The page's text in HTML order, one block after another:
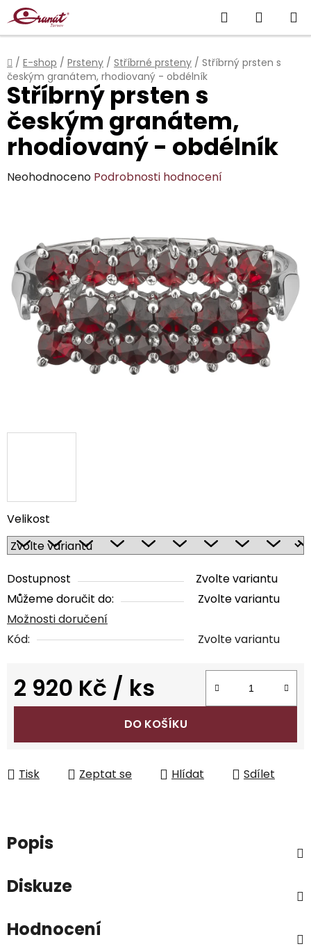
Přejít
na
obsah
Hledat
KOŠÍK
Domů
/ E-shop / Prsteny / Stříbrné prsteny / Stříbrný prsten s
českým granátem, rhodiovaný - obdélník
Velikost
Dostupnost
Zvolte variantu
Můžeme doručit do:
Zvolte variantu
Možnosti doručení
Kód:
Zvolte variantu
2 920 Kč / ks
Měrná cena:
DO KOŠÍKU
Tisk Zeptat se Hlídat Sdílet
Stříbrný prsten s
českým granátem,
rhodiovaný - obdélník
Průměrné
0,0
5
hvězdiček.
Neohodnoceno Podrobnosti hodnocení
Popis
Diskuze
Hodnocení